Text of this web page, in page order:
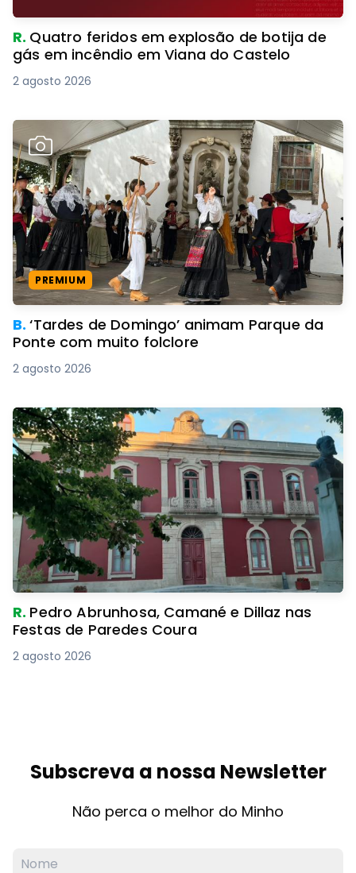
R. Quatro feridos em explosão de botija de
gás em incêndio em Viana do Castelo
2 agosto 2026
PREMIUM
B.‘Tardes de Domingo’ animam Parque da
Ponte com muito folclore
2 agosto 2026
R. Pedro Abrunhosa, Camané e Dillaz nas
Festas de Paredes Coura
2 agosto 2026
Subscreva a nossa Newsletter
Não perca o melhor do Minho